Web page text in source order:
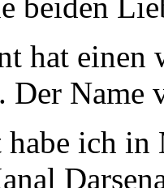
beiden
hat einen
Name
ich in